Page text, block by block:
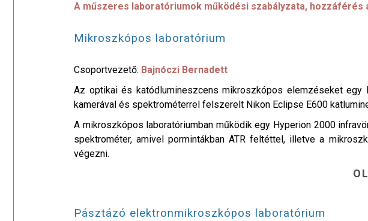
A műszeres laboratóriumok működési szabályzata,
Mikroszkópos laboratórium
Csoportvezető: Bajnóczi Bernadett
Az optikai és katódlumineszcens mikroszkópos elemzéseket
kamerával és spektrométerrel felszerelt Nikon Eclipse E600
A mikroszkópos laboratóriumban működik egy Hyperion 2000
spektrométer, amivel pormintákban ATR feltéttel, illetve a
végezni.
Pásztázó elektronmikroszkópos laboratórium